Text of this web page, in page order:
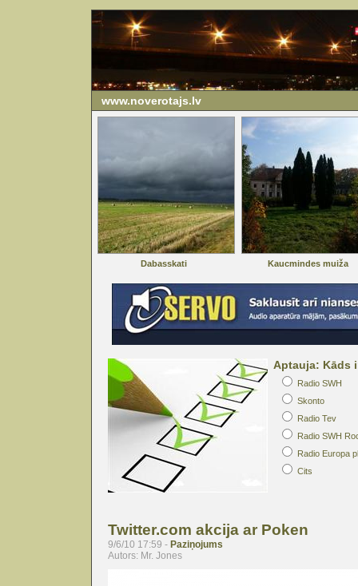
www.noverotajs.lv
Dabasskati Kaucmindes muiža
Aptauja: Kāds
Radio SWH
Skonto
Radio Tev
Radio SWH
Radio Europa
Cits
Twitter.com akcija ar Poken
9/6/10 17:59 - Paziņojums
Autors: Mr. Jones